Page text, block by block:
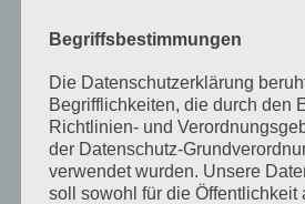
März 2021
Januar 2021
Dezember 2020
Begriffsbestimmungen
Die Datenschutzerklärung
Begrifflichkeiten, die durch den
Richtlinien- und
der Datenschutz-
verwendet wurden. Unsere
soll sowohl für die Öffentlichkeit